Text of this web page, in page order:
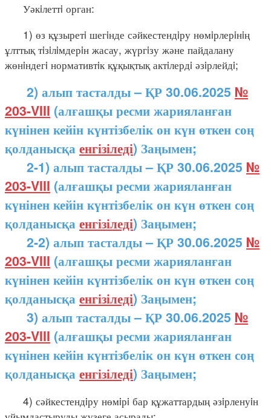
Уәкiлеттi орган:
1) өз құзыретi шегiнде сәйкестендiру нөмiрлерiнiң
ұлттық тiзiлiмдерiн жасау, жүргiзу және пайдалану
жөнiндегi нормативтiк құқықтық актiлердi әзiрлейдi;
2) алып тасталды – ҚР 30.06.2025 №
203-VIII (алғашқы ресми жарияланған
күнінен кейін күнтізбелік он күн өткен соң
қолданысқа енгізіледі) Заңымен;
2-1) алып тасталды – ҚР 30.06.2025 №
203-VIII (алғашқы ресми жарияланған
күнінен кейін күнтізбелік он күн өткен соң
қолданысқа енгізіледі) Заңымен;
2-2) алып тасталды – ҚР 30.06.2025 №
203-VIII (алғашқы ресми жарияланған
күнінен кейін күнтізбелік он күн өткен соң
қолданысқа енгізіледі) Заңымен;
3) алып тасталды – ҚР 30.06.2025 №
203-VIII (алғашқы ресми жарияланған
күнінен кейін күнтізбелік он күн өткен соң
қолданысқа енгізіледі) Заңымен;
4) сәйкестендiру нөмiрi бар құжаттардың әзiрленуiн